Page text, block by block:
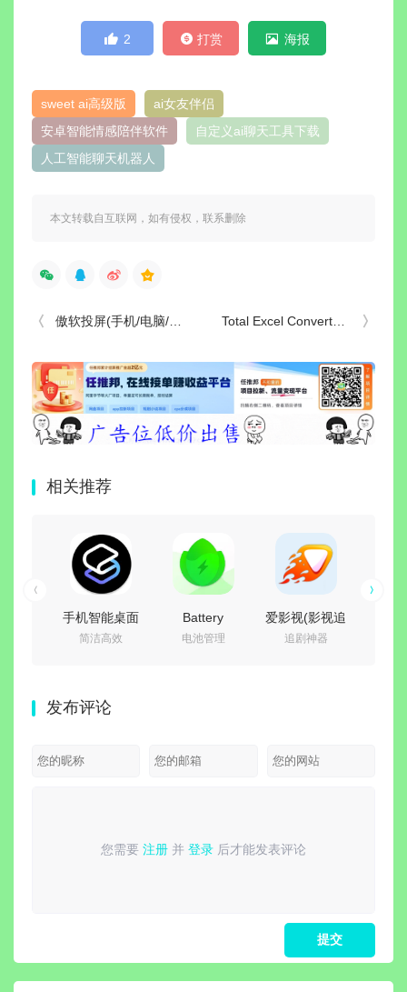
2 打赏 海报
sweet ai高级版
ai女友伴侣
安卓智能情感陪伴软件
自定义ai聊天工具下载
人工智能聊天机器人
本文转载自互联网，如有侵权，联系删除
傲软投屏(手机/电脑/电视高清投屏神器) v1.8.36 解锁VIP会员版 Total Excel Converter(万能excel转换器) v7.1.0.134 中文绿色版
相关推荐
手机智能桌面
启动器 Smart
付费高级版
简洁高效
Battery
Guru（电池大
电池管理
爱影视(影视追
剧免费看)
追剧神器
发布评论
您需要 注册 并 登录 后才能发表评论
请登录或 注册后再发表评论！